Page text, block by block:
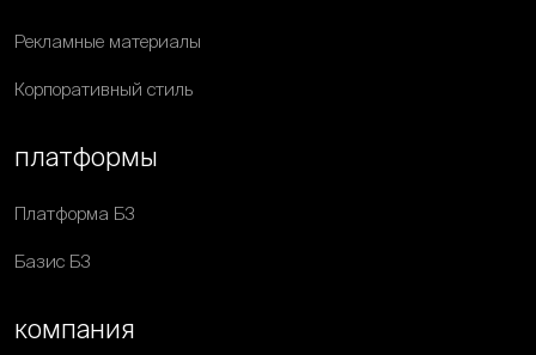
Рекламные материалы
Корпоративный стиль
платформы
Платформа Б3
Базис Б3
компания